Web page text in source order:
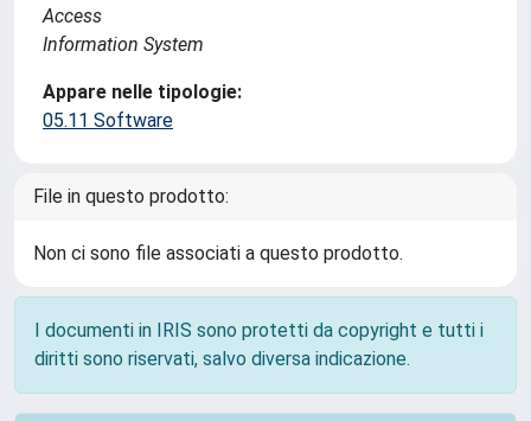
Access
Information System
Appare nelle tipologie:
05.11 Software
File in questo prodotto:
Non ci sono file associati a questo prodotto.
I documenti in IRIS sono protetti da copyright e tutti i
diritti sono riservati, salvo diversa indicazione.